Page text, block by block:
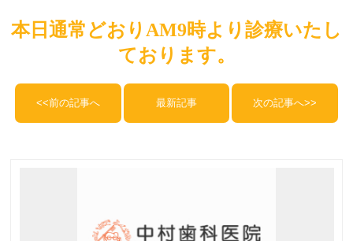
本日通常どおりAM9時より診療いたし
ております。
<<前の記事へ 最新記事 次の記事へ>>